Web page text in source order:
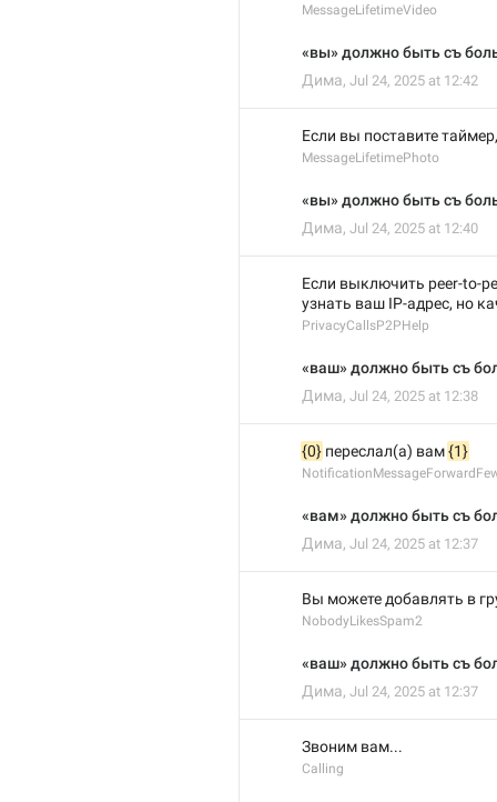
MessageLifetimeVideo
«вы» должно быть съ
Дима, Jul 24, 2025 at 12:42
Если вы поставите
MessageLifetimePhoto
«вы» должно быть съ
Дима, Jul 24, 2025 at 12:40
Если выключить peer-to-
узнать ваш IP-адрес, но
PrivacyCallsP2PHelp
«ваш» должно быть съ
Дима, Jul 24, 2025 at 12:38
{0} переслал(а) вам {1}
«вам» должно быть съ
Дима, Jul 24, 2025 at 12:37
Вы можете добавлять в
NobodyLikesSpam2
«ваш» должно быть съ
Дима, Jul 24, 2025 at 12:37
Звоним вам...
Calling